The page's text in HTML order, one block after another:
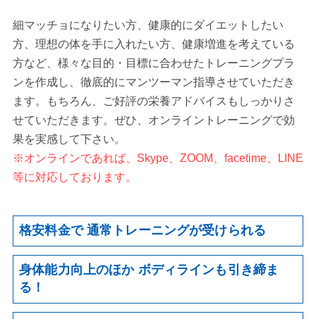
細マッチョになりたい方、健康的にダイエットしたい
方、理想の体を手に入れたい方、健康増進を考えている
方など、様々な目的・目標に合わせたトレーニングプラ
ンを作成し、徹底的にマンツーマン指導させていただき
ます。もちろん、ご好評の栄養アドバイスもしっかりさ
せていただきます。ぜひ、オンライントレーニングで効
果を実感して下さい。
※オンラインであれば、Skype、ZOOM、facetime、LINE
等に対応しております。
格安料金で通常トレーニングが受けられる
身体能力向上のほかボディラインも引き締ま
る！